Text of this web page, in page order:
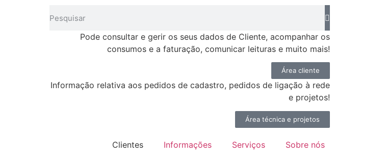
Pode consultar e gerir os seus dados de Cliente, acompanhar os
consumos e a faturação, comunicar leituras e muito mais!
Área cliente
Informação relativa aos pedidos de cadastro, pedidos de ligação à rede
e projetos!
Área técnica e projetos
Clientes Informações Serviços Sobre nós